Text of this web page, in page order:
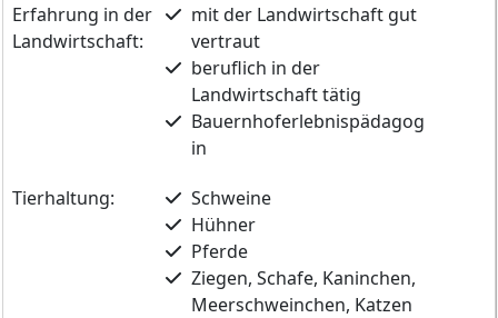
Erfahrung in der
Landwirtschaft:
mit der Landwirtschaft gut
vertraut
beruflich in der
Landwirtschaft tätig
Bauernhoferlebnispädagog
in
Tierhaltung:
Schweine
Hühner
Pferde
Ziegen, Schafe, Kaninchen,
Meerschweinchen, Katzen